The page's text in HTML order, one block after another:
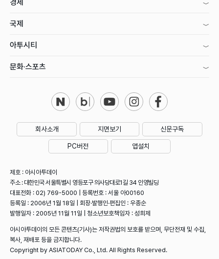
경제
국제
아투시티
문화·스포츠
회사소개 지면보기 신문구독
PC버전 앱설치
제호 : 아시아투데이
주소 : 대한민국 서울특별시 영등포구 의사당대로1길 34 인영빌딩
대표전화 : 02) 769-5000 | 등록번호 : 서울 아00160
등록일 : 2006년 1월 18일 | 회장·발행인·편집인 : 우종순
발행일자 : 2005년 11월 11일 | 청소년보호책임자 : 성희제
아시아투데이의 모든 콘텐츠(기사)는 저작권법의 보호를 받으며, 무단전재 및 수집,
복사, 재배포 등을 금지합니다.
Copyright by ASIATODAY Co., Ltd. All Rights Reserved.